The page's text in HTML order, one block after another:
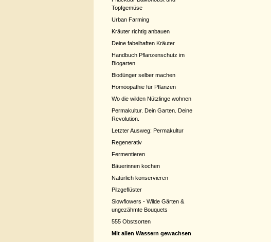
Topfgemüse
Urban Farming
Kräuter richtig anbauen
Deine fabelhaften Kräuter
Handbuch Pflanzenschutz im
Biogarten
Biodünger selber machen
Homöopathie für Pflanzen
Wo die wilden Nützlinge wohnen
Permakultur. Dein Garten. Deine
Revolution.
Letzter Ausweg: Permakultur
Regenerativ
Fermentieren
Bäuerinnen kochen
Natürlich konservieren
Pilzgeflüster
Slowflowers - Wilde Gärten &
ungezähmte Bouquets
555 Obstsorten
Mit allen Wassern gewachsen